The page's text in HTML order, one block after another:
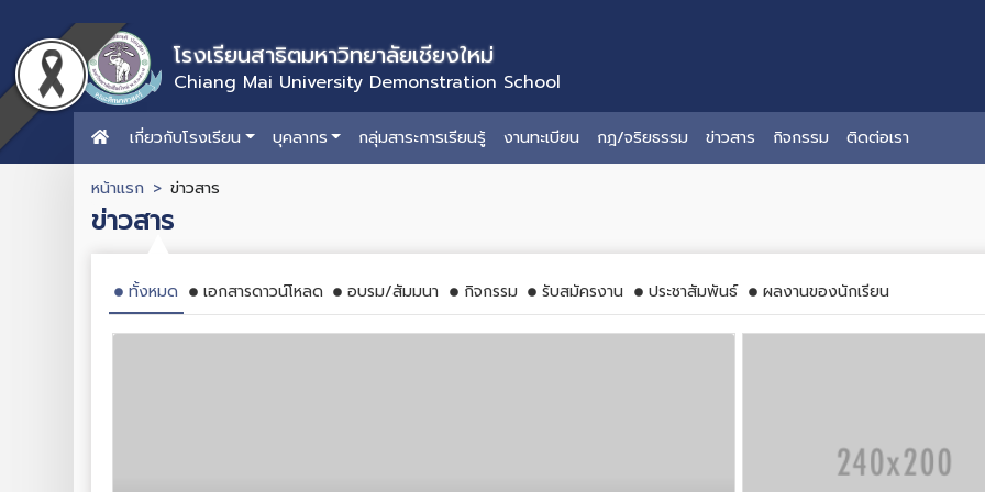
โรงเรียนสาธิตมหาวิทยาลัยเชียงใหม่
Chiang Mai University Demonstration School
เกี่ยวกับโรงเรียน บุคลากร กลุ่มสาระการเรียนรู้ งานทะเบียน กฎ/จริยธรรม ข่าวสาร กิจกรรม ติดต่อเรา
หน้าแรก ข่าวสาร
ข่าวสาร
ทั้งหมด เอกสารดาวน์โหลด อบรม/สัมมนา กิจกรรม รับสมัครงาน ประชาสัมพันธ์ ผลงานของนักเรียน